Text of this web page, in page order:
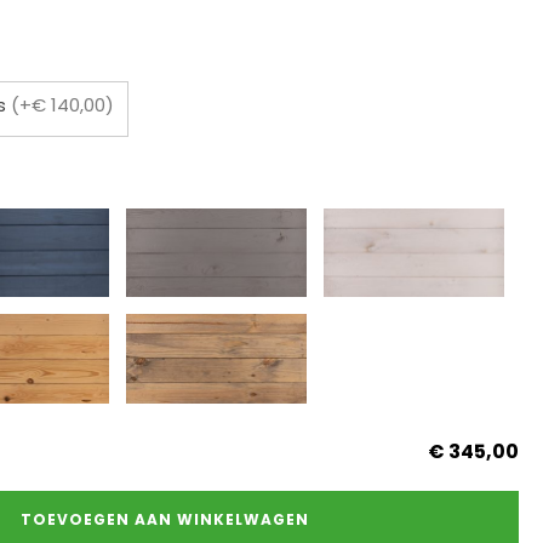
(+€ 140,00)
€ 345,00
TOEVOEGEN AAN WINKELWAGEN